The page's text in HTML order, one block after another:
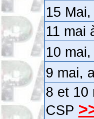
15
11 mai
10
9 mai,
8 et 10
CSP